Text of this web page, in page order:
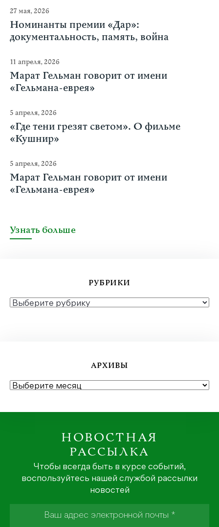
27 мая, 2026
Номинанты премии «Дар»:
документальность, память, война
11 апреля, 2026
Марат Гельман говорит от имени
«Гельмана-еврея»
5 апреля, 2026
«Где тени грезят светом». О фильме
«Кушнир»
5 апреля, 2026
Марат Гельман говорит от имени
«Гельмана-еврея»
Узнать больше
РУБРИКИ
РУБРИКИ
АРХИВЫ
АРХИВЫ
НОВОСТНАЯ
РАССЫЛКА
Чтобы всегда быть в курсе событий,
воспользуйтесь нашей службой рассылки
новостей